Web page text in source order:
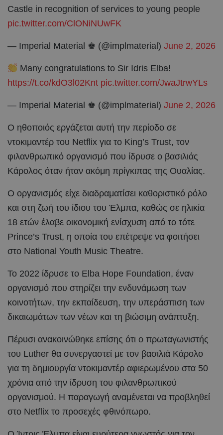
Castle in recognition of services to young people
pic.twitter.com/ClONiNUwFK
— Imperial Material ♚ (@implmaterial) June 2, 2026
Many congratulations to Sir Idris Elba!
https://t.co/kdO3l02Knt pic.twitter.com/JwaJtrwYLs
— Imperial Material ♚ (@implmaterial) June 2, 2026
Ο ηθοποιός εργάζεται αυτή την περίοδο σε
ντοκιμαντέρ του Netflix για το King’s Trust, τον
φιλανθρωπικό οργανισμό που ίδρυσε ο βασιλιάς
Κάρολος όταν ήταν ακόμη πρίγκιπας της Ουαλίας.
Ο οργανισμός είχε διαδραματίσει καθοριστικό ρόλο
και στη ζωή του ίδιου του Έλμπα, καθώς σε ηλικία
18 ετών έλαβε οικονομική ενίσχυση από το τότε
Prince’s Trust, η οποία του επέτρεψε να φοιτήσει
στο National Youth Music Theatre.
Το 2022 ίδρυσε το Elba Hope Foundation, έναν
οργανισμό που στηρίζει την ενδυνάμωση των
κοινοτήτων, την εκπαίδευση, την υπεράσπιση των
δικαιωμάτων των νέων και τη βιώσιμη ανάπτυξη.
Πέρυσι ανακοινώθηκε επίσης ότι ο πρωταγωνιστής
του Luther θα συνεργαστεί με τον βασιλιά Κάρολο
για τη δημιουργία ντοκιμαντέρ αφιερωμένου στα 50
χρόνια από την ίδρυση του φιλανθρωπικού
οργανισμού. Η παραγωγή αναμένεται να προβληθεί
στο Netflix το προσεχές φθινόπωρο.